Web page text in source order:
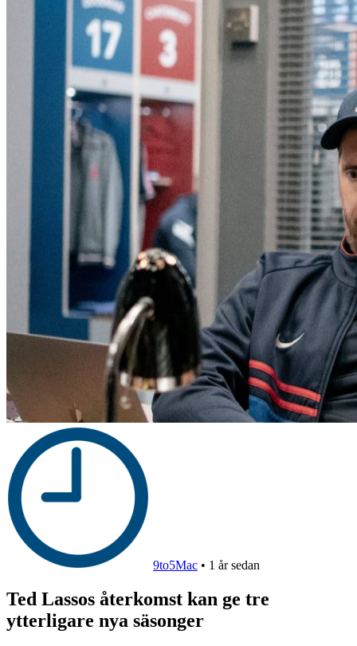
9to5Mac • 1 år sedan
Ted Lassos återkomst kan ge tre
ytterligare nya säsonger